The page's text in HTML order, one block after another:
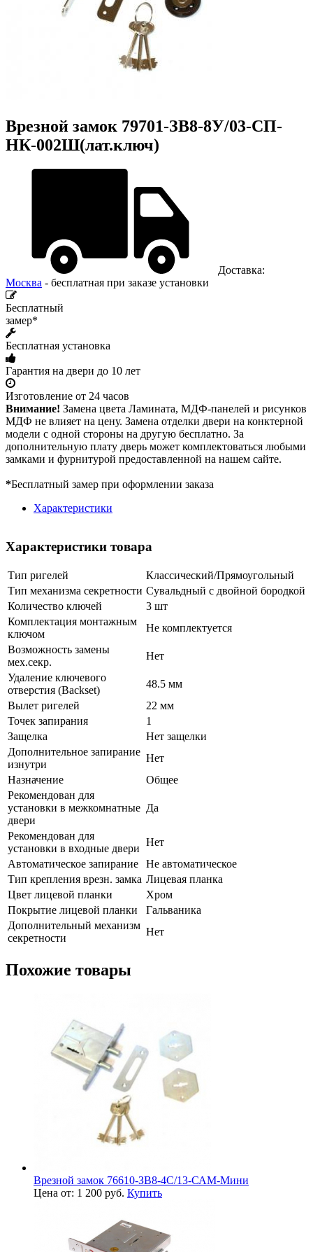
Врезной замок 79701-ЗВ8-8У/03-СП-
НК-002Ш(лат.ключ)
Доставка:
Москва - бесплатная при заказе установки
Бесплатный
замер*
Бесплатная установка
Гарантия на двери до 10 лет
Изготовление от 24 часов
Внимание! Замена цвета Ламината, МДФ-панелей и рисунков
МДФ не влияет на цену. Замена отделки двери на конктерной
модели с одной стороны на другую бесплатно. За
дополнительную плату дверь может комплектоваться любыми
замками и фурнитурой предоставленной на нашем сайте.
*Бесплатный замер при оформлении заказа
Характеристики
Характеристики товара
Тип ригелей
Классический/Прямоугольный
Тип механизма секретности Сувальдный с двойной бородкой
Количество ключей
3 шт
Комплектация монтажным
ключом
Не комплектуется
Возможность замены
мех.секр.
Нет
Удаление ключевого
отверстия (Backset)
48.5 мм
Вылет ригелей
22 мм
Точек запирания
1
Защелка
Нет защелки
Дополнительное запирание
изнутри
Нет
Назначение
Общее
Рекомендован для
установки в межкомнатные
двери
Да
Рекомендован для
установки в входные двери
Нет
Автоматическое запирание
Не автоматическое
Тип крепления врезн. замка Лицевая планка
Цвет лицевой планки
Хром
Покрытие лицевой планки
Гальваника
Дополнительный механизм
секретности
Нет
Похожие товары
Врезной замок 76610-ЗВ8-4С/13-САМ-Мини
Цена от: 1 200 руб. Купить